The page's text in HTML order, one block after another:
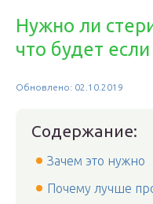
Нужно ли
что будет
Обновлено: 02.10.2019
Содержание:
Зачем это нужно
Почему лучше